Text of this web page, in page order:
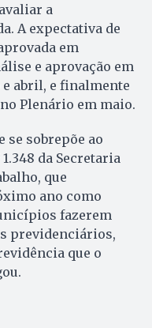
a
A expectativa de
em
e aprovação em
abril, e finalmente
Plenário em maio.
se sobrepõe ao
da Secretaria
que
ano como
fazerem
previdenciários,
que o